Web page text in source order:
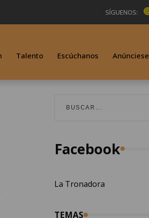
SÍGUENOS:
Talento Escúchanos Anúnciese
Facebook
La Tronadora
TEMAS